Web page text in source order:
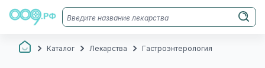
Каталог Лекарства Гастроэнтерология